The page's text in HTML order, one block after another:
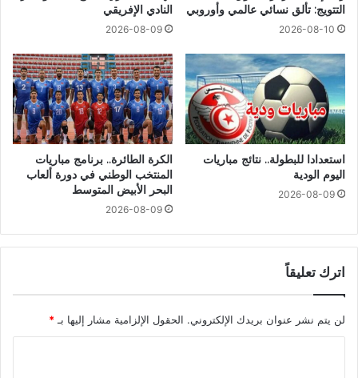
التتويج: تألق نسائي عالمي وأوروبي
2026-08-10
النادي الإفريقي
2026-08-09
استعدادا للبطولة.. نتائج مباريات
اليوم الودية
2026-08-09
الكرة الطائرة.. برنامج مباريات
المنتخب الوطني في دورة ألعاب
البحر الأبيض المتوسط
2026-08-09
اترك تعليقاً
لن يتم نشر عنوان بريدك الإلكتروني. الحقول الإلزامية مشار إليها بـ *